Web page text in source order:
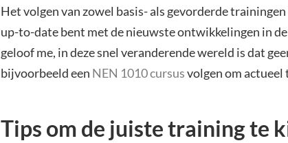
Het volgen van zowel basis- als gevorderde
up-to-date bent met de nieuwste ontwikkelingen in
geloof me, in deze snel veranderende wereld is dat
bijvoorbeeld een NEN 1010 cursusvolgen om actueel
Tips om de juiste training te